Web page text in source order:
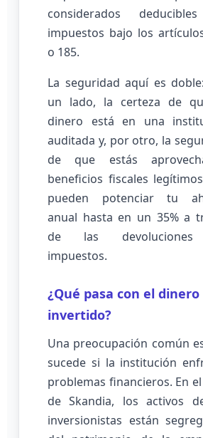
considerados
impuestos bajo los
o 185.
La seguridad aquí es
un lado, la certeza de
dinero está en una
auditada y, por otro, la
de que estás
beneficios fiscales
pueden potenciar tu
anual hasta en un 35% a
de las
impuestos.
¿Qué pasa con el dinero
invertido?
Una preocupación común
sucede si la institución
problemas financieros. En el
de Skandia, los activos
inversionistas están